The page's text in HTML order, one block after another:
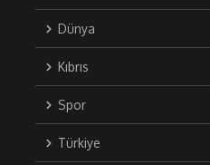
Dünya
Kıbrıs
Spor
Türkiye